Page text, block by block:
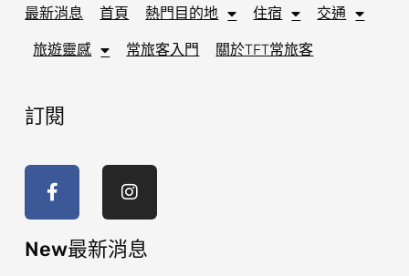
最新消息 首頁 熱門目的地 住宿 交通
旅遊靈感 常旅客入門 關於TFT常旅客
訂閱
c
o
s
g
r
New最新消息